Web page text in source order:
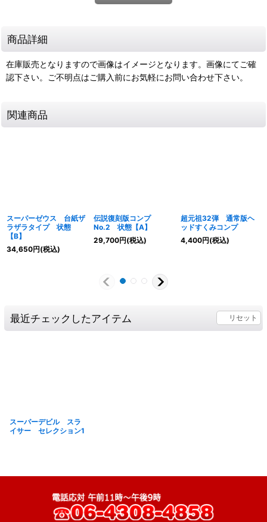
商品詳細
在庫販売となりますので画像はイメージとなります。画像にてご確
認下さい。ご不明点はご購入前にお気軽にお問い合わせ下さい。
関連商品
スーパーゼウス 台紙ザ
ラザラタイプ 状態
【B】
34,650円(税込)
伝説復刻版コンプ
No.2 状態【A】
29,700円(税込)
超元祖32弾 通常版ヘ
ッドすくみコンプ
4,400円(税込)
最近チェックしたアイテム リセット
スーパーデビル スラ
イサー セレクション1